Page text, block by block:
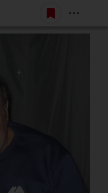
Belépés